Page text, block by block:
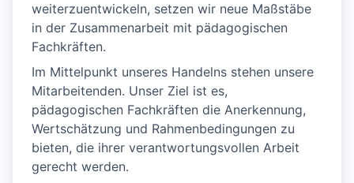
weiterzuentwickeln, setzen wir neue Maßstäbe
in der Zusammenarbeit mit pädagogischen
Fachkräften.
Im Mittelpunkt unseres Handelns stehen unsere
Mitarbeitenden. Unser Ziel ist es,
pädagogischen Fachkräften die Anerkennung,
Wertschätzung und Rahmenbedingungen zu
bieten, die ihrer verantwortungsvollen Arbeit
gerecht werden.